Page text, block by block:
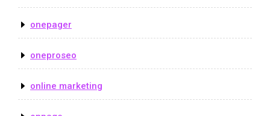
onepager
oneproseo
online marketing